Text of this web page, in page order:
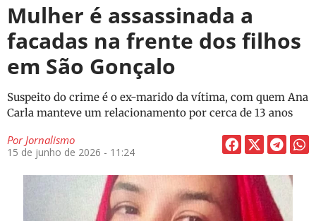
Mulher é assassinada a
facadas na frente dos filhos
em São Gonçalo
Suspeito do crime é o ex-marido da vítima, com quem Ana
Carla manteve um relacionamento por cerca de 13 anos
PorJornalismo
15 de junho de 2026 - 11:24